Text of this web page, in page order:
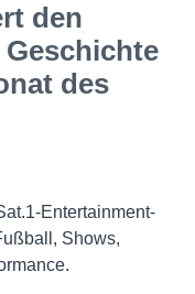
den
des
Entertainment-
Shows,